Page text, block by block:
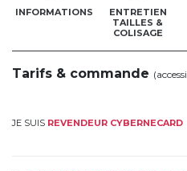
INFORMATIONS
ENTRETIEN
TAILLES &
COLISAGE
Tarifs & commande
JE SUIS REVENDEUR CYBERNECARD